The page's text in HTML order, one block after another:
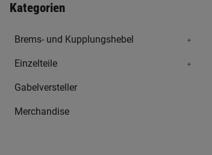
Kategorien
Brems- und Kupplungshebel
Einzelteile
Gabelversteller
Merchandise